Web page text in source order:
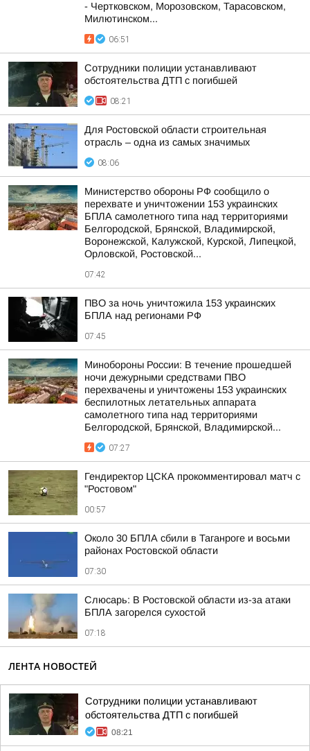
- Чертковском, Морозовском, Тарасовском,
Милютинском...
06:51
Сотрудники полиции устанавливают
обстоятельства ДТП с погибшей
08:21
Для Ростовской области строительная
отрасль – одна из самых значимых
08:06
Министерство обороны РФ сообщило о
перехвате и уничтожении 153 украинских
БПЛА самолетного типа над территориями
Белгородской, Брянской, Владимирской,
Воронежской, Калужской, Курской, Липецкой,
Орловской, Ростовской...
07:42
ПВО за ночь уничтожила 153 украинских
БПЛА над регионами РФ
07:45
Минобороны России: В течение прошедшей
ночи дежурными средствами ПВО
перехвачены и уничтожены 153 украинских
беспилотных летательных аппарата
самолетного типа над территориями
Белгородской, Брянской, Владимирской...
07:27
Гендиректор ЦСКА прокомментировал матч с
"Ростовом"
00:57
Около 30 БПЛА сбили в Таганроге и восьми
районах Ростовской области
07:30
Слюсарь: В Ростовской области из-за атаки
БПЛА загорелся сухостой
07:18
ЛЕНТА НОВОСТЕЙ
Сотрудники полиции устанавливают
обстоятельства ДТП с погибшей
08:21